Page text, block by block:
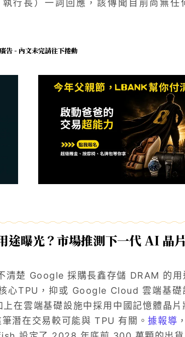
行長）一詞回應，該傳聞目前尚無任
廣告 - 內文未完請往下捲動
曝光？市場推測下一代 AI 晶
清楚 Google 採購長鑫存儲 DRAM 的用
心TPU，抑或 Google Cloud 雲端基礎
在雲端基礎設施中採用中國記憶體晶片
潛在交易較可能與 TPU 有關。據報導